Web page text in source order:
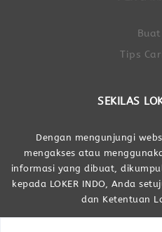
Buat
Tips
SEKILAS
Dengan mengunjungi
mengakses atau
informasi yang dibuat,
kepada LOKER INDO, Anda
dan Ketentuan